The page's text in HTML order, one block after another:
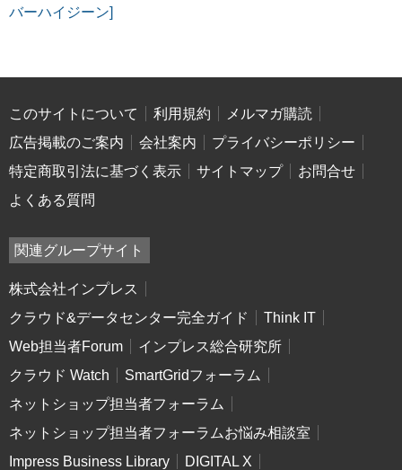
バーハイジーン]
このサイトについて 利用規約
メルマガ購読
広告掲載のご案内
会社案内
プライバシーポリシー
特定商取引法に基づく表示
サイトマップ
お問合せ
よくある質問
関連グループサイト
株式会社インプレス
クラウド&データセンター完全ガイド
Think IT
Web担当者Forum
インプレス総合研究所
クラウド Watch
SmartGridフォーラム
ネットショップ担当者フォーラム
ネットショップ担当者フォーラムお悩み相談室
Impress Business Library
DIGITAL X